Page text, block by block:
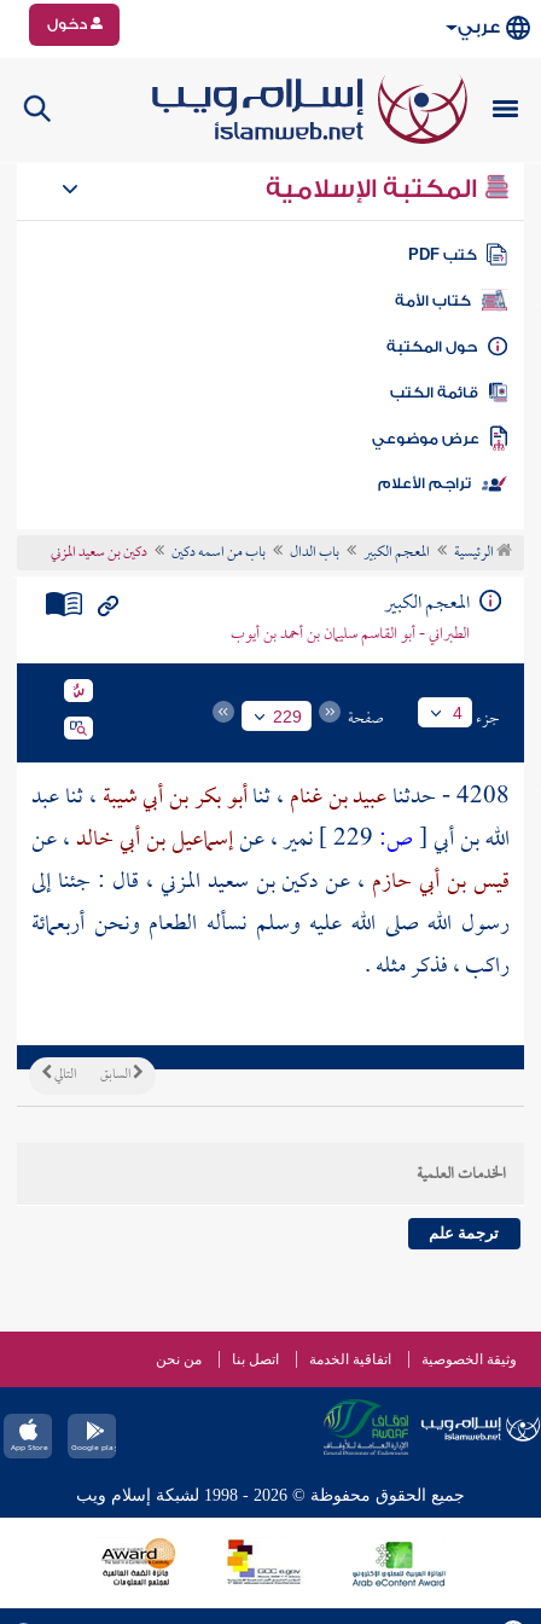
عربي دخول
المكتبة الإسلامية
كتب PDF
كتاب الأمة
المكتبة
الكتب
موضوعي
تراجم الأعلام
الرئيسية المعجم الكبير باب الدال باب من اسمه دكين دكين بن سعيد المزني
المعجم الكبير
الطبراني - أبو القاسم سليمان بن أحمد بن أيوب
جزء 4 صفحة 229
4208 - حدثنا عبيد بن غنام، ثناأبو بكر بن أبي شيبة، ثناعبد
الله بن أبي[ص: نمير، عنإسماعيل بن أبي خالد، عن
قيس بن أبي حازم ، عندكين بن سعيد المزني، قال : جئنا إلى
رسول الله صلى الله عليه وسلم نسأله الطعام ونحن أربعمائة
راكب ، فذكر مثله .
التالي السابق
الخدمات العلمية
ترجمة علم
وثيقة الخصوصية اتفاقية الخدمة اتصل بنا من نحن
جميع الحقوق محفوظة © 2026 - 1998 لشبكة إسلام ويب